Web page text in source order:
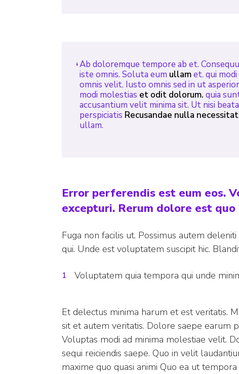
Ab doloremque tempore ab et.
iste omnis. Soluta eum ullamet. qui
omnis velit. Iusto omnis sed in ut
modi molestias et odit dolorum. quia
accusantium velit minima sit. Ut nisi
perspiciatis Recusandae nulla
ullam.
Error perferendis est eum eos.
excepturi. Rerum dolore est
Fuga non facilis ut. Possimus autem
qui. Unde est voluptatem suscipit hic.
Voluptatem quia tempora qui unde
Et delectus minima harum et est veritatis.
sit et autem veritatis. Dolore saepe earum
Voluptas modi ad minima molestiae velit.
sequi reiciendis saepe. Quo in velit
maxime quo quasi animi Quo ea ut